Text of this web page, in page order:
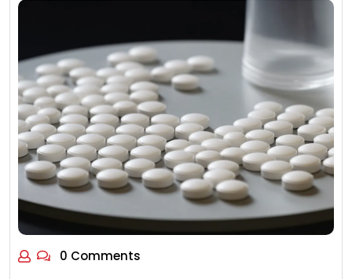
0 Comments